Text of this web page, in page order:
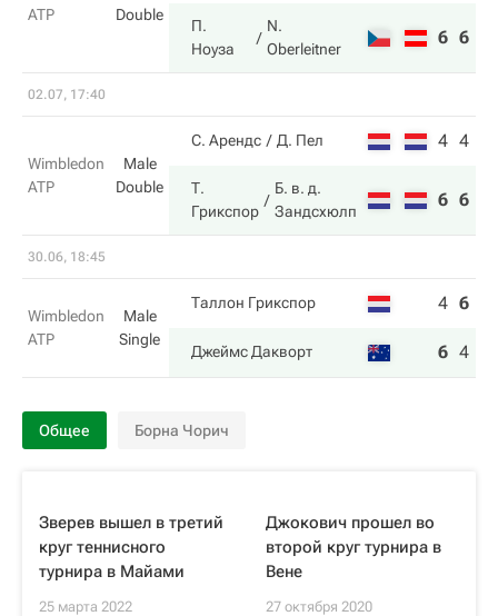
ATP Double
П.
Ноуза
N.
Oberleitner
6 6
02.07, 17:40
Wimbledon
ATP
Male
Double
С. Арендс Д. Пел 4 4
Т.
Грикспор
Б. в. д.
Зандсхюлп
6 6
30.06, 18:45
Wimbledon
ATP
Male
Single
Таллон Грикспор 4 6
Джеймс Дакворт 6 4
Общее Борна Чорич
Зверев вышел в третий
круг теннисного
турнира в Майами
25 марта 2022
Джокович прошел во
второй круг турнира в
Вене
27 октября 2020